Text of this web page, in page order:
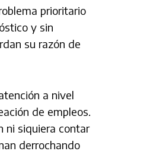
prioritario
y sin
su razón de
a nivel
de empleos.
ni siquiera contar
derrochando